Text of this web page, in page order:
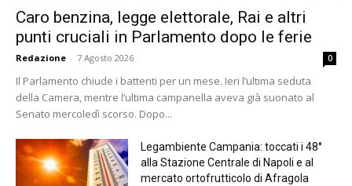
Caro benzina, legge elettorale, Rai e altri
punti cruciali in Parlamento dopo le ferie
Redazione - 7 Agosto 2026 0
Il Parlamento chiude i battenti per un mese. Ieri l’ultima seduta
della Camera, mentre l’ultima campanella aveva già suonato al
Senato mercoledì scorso. Dopo...
Legambiente Campania: toccati i 48°
alla Stazione Centrale di Napoli e al
mercato ortofrutticolo di Afragola